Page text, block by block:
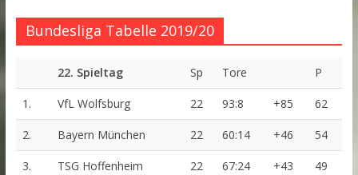
Bundesliga Tabelle 2019/20
22. Spieltag Sp Tore P
1. VfL Wolfsburg 22 93:8 +85 62
2. Bayern München 22 60:14 +46 54
3. TSG Hoffenheim 22 67:24 +43 49